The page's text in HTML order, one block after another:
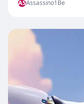
ASAssassino1Be